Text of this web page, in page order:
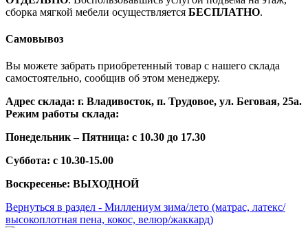
сборка мягкой мебели осуществляется БЕСПЛАТНО.
Самовывоз
Вы можете забрать приобретенный товар с нашего склада
самостоятельно, сообщив об этом менеджеру.
Адрес склада: г. Владивосток, п. Трудовое, ул. Беговая, 25а.
Режим работы склада:
Понедельник – Пятница: с 10.30 до 17.30
Суббота: с 10.30-15.00
Воскресенье: ВЫХОДНОЙ
Вернуться в раздел - Миллениум зима/лето (матрас, латекс/
высокоплотная пена, кокос, велюр/жаккард)